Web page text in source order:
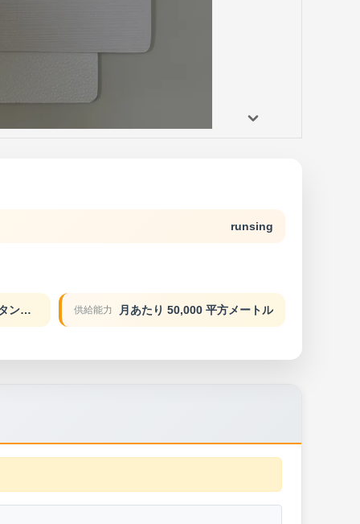
runsing
T/T L/C D/A D/P ウエスタン・ユニオン 供給能力 月あたり 50,000 平方メートル